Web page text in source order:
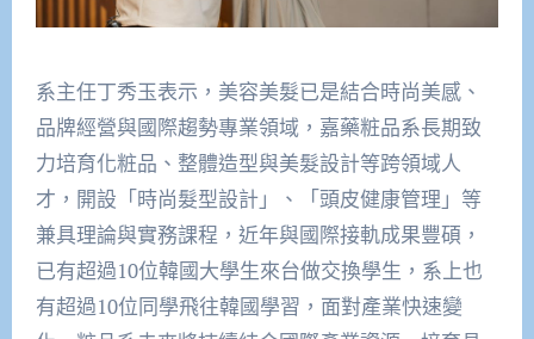
系主任丁秀玉表示，美容美髮已是結合時尚美感、
品牌經營與國際趨勢專業領域，嘉藥粧品系長期致
力培育化粧品、整體造型與美髮設計等跨領域人
才，開設「時尚髮型設計」、「頭皮健康管理」等
兼具理論與實務課程，近年與國際接軌成果豐碩，
已有超過10位韓國大學生來台做交換學生，系上也
有超過10位同學飛往韓國學習，面對產業快速變